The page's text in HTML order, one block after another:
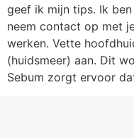
geef ik mijn tips. Ik
neem contact op met
werken. Vette
(huidsmeer) aan. Dit
Sebum zorgt ervoor